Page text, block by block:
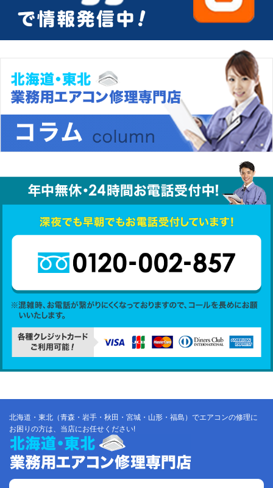
北海道・東北（青森・岩手・秋田・宮城・山形・福島）でエアコンの修理に
お困りの方は、当店にお任せください!